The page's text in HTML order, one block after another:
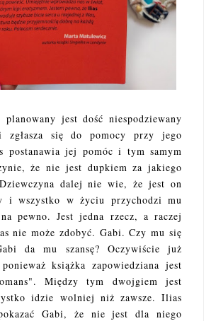
jest dość niespodziewany
zgłasza się do pomocy przy jego
postanawia jej pomóc i tym samym
że nie jest dupkiem za jakiego
dalej nie wie, że jest on
i wszystko w życiu przychodzi mu
pewno. Jest jedna rzecz, a raczej
nie może zdobyć. Gabi. Czy mu się
da mu szansę? Oczywiście już
książka zapowiedziana jest
Między tym dwojgiem jest
idzie wolniej niż zawsze. Ilias
Gabi, że nie jest dla niego